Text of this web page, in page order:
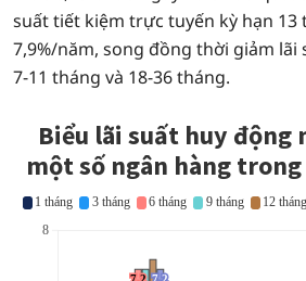
suất tiết kiệm trực tuyến kỳ hạn 13
7,9%/năm, song đồng thời giảm lãi
7-11 tháng và 18-36 tháng.